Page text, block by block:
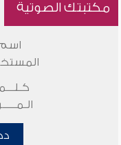
مكتبتك الصوتية